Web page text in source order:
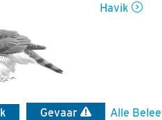
Havik
Gevaar Alle